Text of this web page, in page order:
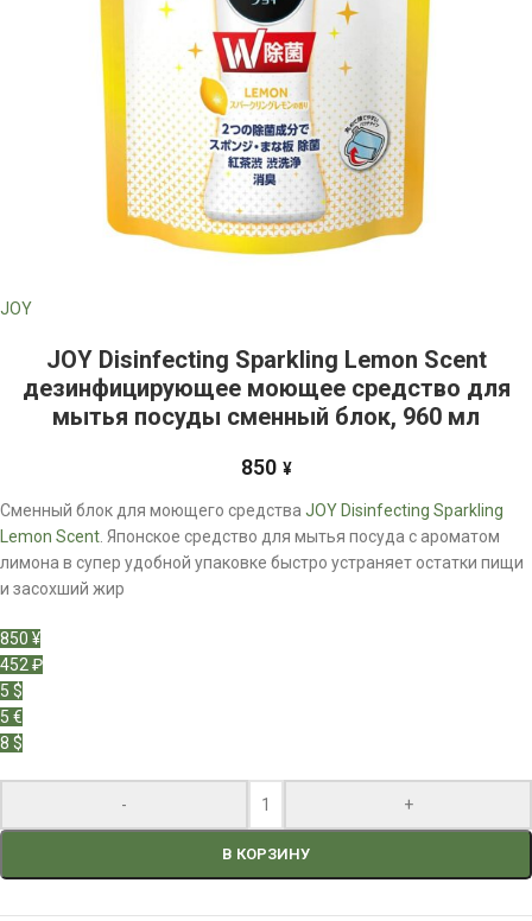
JOY
JOY Disinfecting Sparkling Lemon Scent
дезинфицирующее моющее средство для
мытья посуды сменный блок, 960 мл
850 ¥
Сменный блок для моющего средства JOY Disinfecting Sparkling
Lemon Scent . Японское средство для мытья посуда с ароматом
лимона в супер удобной упаковке быстро устраняет остатки пищи
и засохший жир
850 ¥
452 ₽
5 $
5 €
8 $
- +
В КОРЗИНУ